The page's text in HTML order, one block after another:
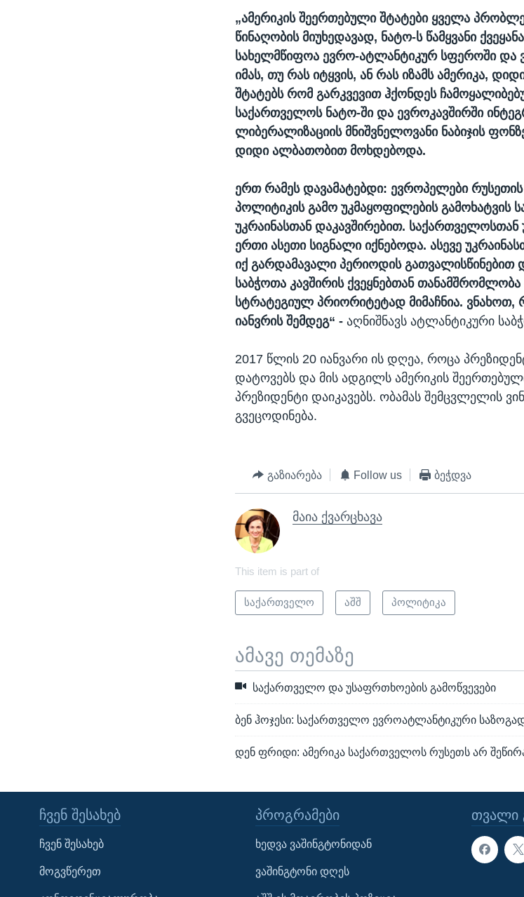
Learning English
ᲗᲕᲐᲚᲘ ᲒᲕᲐᲓᲔᲕᲜᲔᲗ
„ამერიკის შეერთებული შტატები ყველა
წინაღობის მიუხედავად, ნატო-ს წამყვანი
სახელმწიფოა ევრო-ატლანტიკურ სფეროში
იმას, თუ რას იტყვის, ან რას იზამს ამერიკა,
შტატებს რომ გარკვევით ჰქონდეს
საქართველოს ნატო-ში და ევროკავშირში
ლიბერალიზაციის მნიშვნელოვანი ნაბიჯის
დიდი ალბათობით მოხდებოდა.
ერთ რამეს დავამატებდი: ევროპელები
პოლიტიკის გამო უკმაყოფილების გამოხატვის
უკრაინასთან დაკავშირებით.
ერთი ასეთი სიგნალი იქნებოდა. ასევე
იქ გარდამავალი პერიოდის
საბჭოთა კავშირის ქვეყნებთან
სტრატეგიულ პრიორიტეტად მიმაჩნია. ვნახოთ,
იანვრის შემდეგ“ - აღნიშნავს ატლანტიკური
2017 წლის 20 იანვარი ის დღეა, როცა
დატოვებს და მის ადგილს ამერიკის
პრეზიდენტი დაიკავებს. ობამას შემცვლელის
გვეცოდინება.
გაზიარება Follow us ბეჭდვა
მაია ქვარცხავა
This item is part of
საქართველო აშშ პოლიტიკა
ამავე თემაზე
საქართველო და უსაფრთხოების გამოწვევები
ბენ ჰოჯესი: საქართველო ევროატლანტიკური
დენ ფრიდი: ამერიკა საქართველოს რუსეთს არ
ᲗᲕᲐᲚᲘ
ᲩᲕᲔᲜ ᲨᲔᲡᲐᲮᲔᲑ
ჩვენ შესახებ
მოგვწერეთ
ᲞᲠᲝᲒᲠᲐᲛᲔᲑᲘ
ხედვა ვაშინგტონიდან
ვაშინგტონი დღეს